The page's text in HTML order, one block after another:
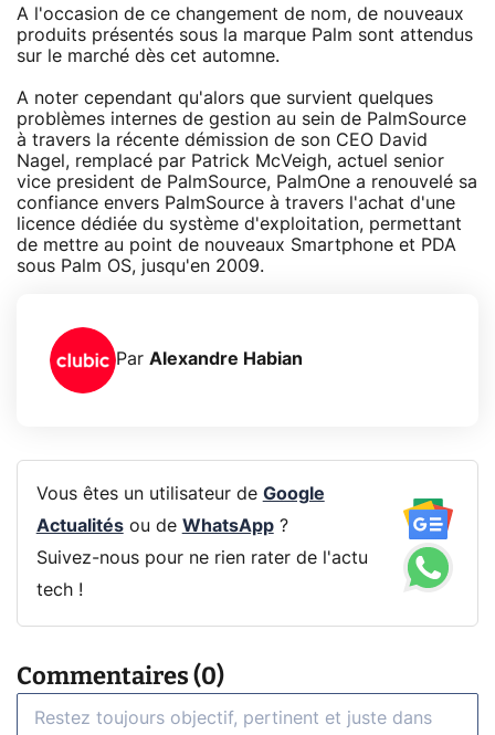
A l'occasion de ce changement de nom, de nouveaux
produits présentés sous la marque Palm sont attendus
sur le marché dès cet automne.
A noter cependant qu'alors que survient quelques
problèmes internes de gestion au sein de PalmSource
à travers la récente démission de son CEO David
Nagel, remplacé par Patrick McVeigh, actuel senior
vice president de PalmSource, PalmOne a renouvelé sa
confiance envers PalmSource à travers l'achat d'une
licence dédiée du système d'exploitation, permettant
de mettre au point de nouveaux Smartphone et PDA
sous Palm OS, jusqu'en 2009.
Par Alexandre Habian
Vous êtes un utilisateur de Google
Actualitésou de WhatsApp?
Suivez-nous pour ne rien rater de l'actu
tech !
Commentaires (0)